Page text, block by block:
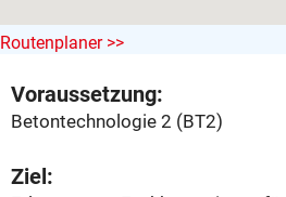
Voraussetzung:
Betontechnologie 2 (BT2)
Ziel:
Routenplaner >>